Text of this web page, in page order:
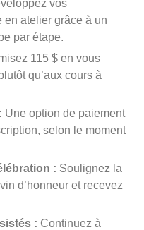
vos
en atelier grâce à un
par étape.
115 $ en vous
qu’aux cours à
Une option de paiement
selon le moment
: Soulignez la
d’honneur et recevez
: Continuez à